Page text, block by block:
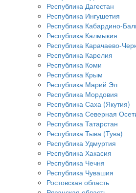
Республика Дагестан
Республика Ингушетия
Республика Кабардино-
Республика Калмыкия
Республика Карачаево-
Республика Карелия
Республика Коми
Республика Крым
Республика Марий Эл
Республика Мордовия
Республика Саха (Якутия)
Республика Северная
Республика Татарстан
Республика Тыва (Тува)
Республика Удмуртия
Республика Хакасия
Республика Чечня
Республика Чувашия
Ростовская область